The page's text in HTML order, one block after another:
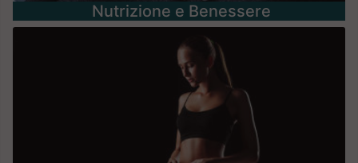
Nutrizione e Benessere